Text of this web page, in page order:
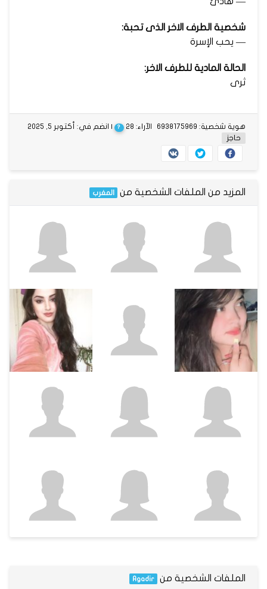
شخصية الطرف الاخر الذى تحبة:
— يحب الإسرة
الحالة المادية للطرف الاخر:
ثرى
الآراء: 28 ? | انضم في: أكتوبر 5, 2025
هوية شخصية: 6938175969
حاجز
المزيد من الملفات الشخصية من المغرب
الملفات الشخصية من Agadir